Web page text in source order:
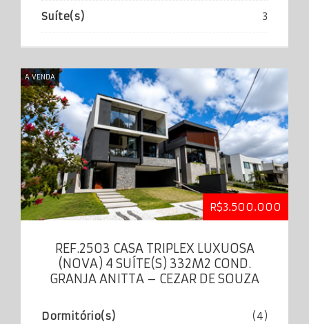
Suíte(s) 3
R$3.500.000
A VENDA
REF.2503 CASA TRIPLEX LUXUOSA
(NOVA) 4 SUÍTE(S) 332M2 COND.
GRANJA ANITTA – CEZAR DE SOUZA
Dormitório(s) (4)